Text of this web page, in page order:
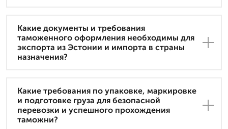
Какие документы и требования
таможенного оформления необходимы для
экспорта из Эстонии и импорта в страны
назначения?
Какие требования по упаковке, маркировке
и подготовке груза для безопасной
перевозки и успешного прохождения
таможни?